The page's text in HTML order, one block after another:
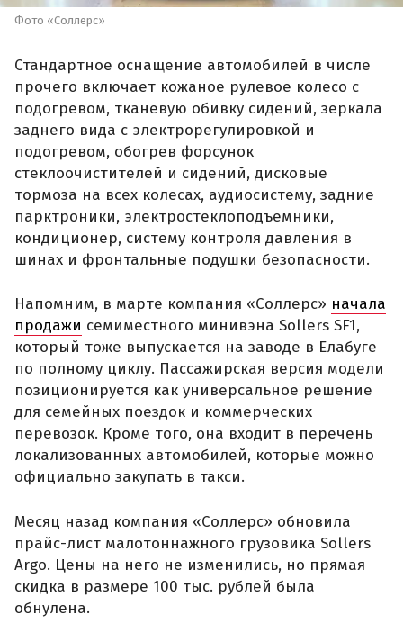
Фото «Соллерс»
Стандартное оснащение автомобилей в числе
прочего включает кожаное рулевое колесо с
подогревом, тканевую обивку сидений, зеркала
заднего вида с электрорегулировкой и
подогревом, обогрев форсунок
стеклоочистителей и сидений, дисковые
тормоза на всех колесах, аудиосистему, задние
парктроники, электростеклоподъемники,
кондиционер, систему контроля давления в
шинах и фронтальные подушки безопасности.
Напомним, в марте компания «Соллерс» начала
продажи семиместного минивэна Sollers SF1,
который тоже выпускается на заводе в Елабуге
по полному циклу. Пассажирская версия модели
позиционируется как универсальное решение
для семейных поездок и коммерческих
перевозок. Кроме того, она входит в перечень
локализованных автомобилей, которые можно
официально закупать в такси.
Месяц назад компания «Соллерс» обновила
прайс-лист малотоннажного грузовика Sollers
Argo. Цены на него не изменились, но прямая
скидка в размере 100 тыс. рублей была
обнулена.